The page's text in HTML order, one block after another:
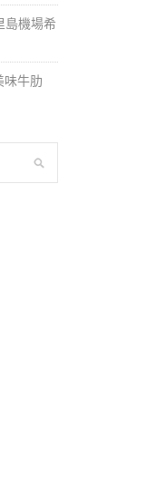
島機場希
味牛肋